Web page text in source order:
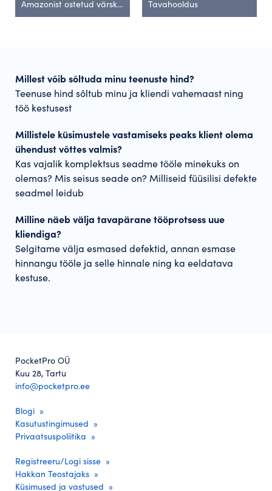
Amazonist ostetud värske Asus mänguriarvuti Tavahooldus
Millest võib sõltuda minu teenuste hind?
Teenuse hind sõltub minu ja kliendi vahemaast ning
töö kestusest
Millistele küsimustele vastamiseks peaks klient olema
ühendust võttes valmis?
Kas vajalik komplektsus seadme tööle minekuks on
olemas? Mis seisus seade on? Milliseid füüsilisi defekte
seadmel leidub
Milline näeb välja tavapärane tööprotsess uue
kliendiga?
Selgitame välja esmased defektid, annan esmase
hinnangu tööle ja selle hinnale ning ka eeldatava
kestuse.
PocketPro OÜ
Kuu 28, Tartu
info@pocketpro.ee
Blogi
Kasutustingimused
Privaatsuspoliitika
Registreeru/Logi sisse
Hakkan Teostajaks
Küsimused ja vastused